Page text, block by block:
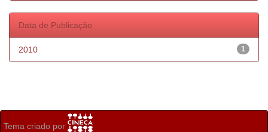
Data de Publicação
1
2010
Tema criado por